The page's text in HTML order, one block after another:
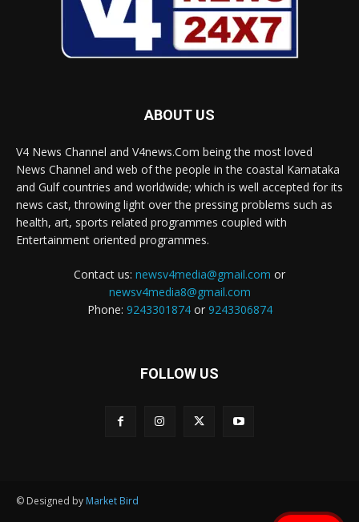
ABOUT US
V4 News Channel and V4news.Com being the most loved
News Channel and web of the people in the coastal Karnataka
and Gulf countries and worldwide; which is well accepted for its
news cast, throwing light over the pressing problems such as
health, art, sports related programmes coupled with
Entertainment oriented programmes.
Contact us: newsv4media@gmail.com or
newsv4media8@gmail.com
Phone: 9243301874or 9243306874
FOLLOW US
© Designed by Market Bird